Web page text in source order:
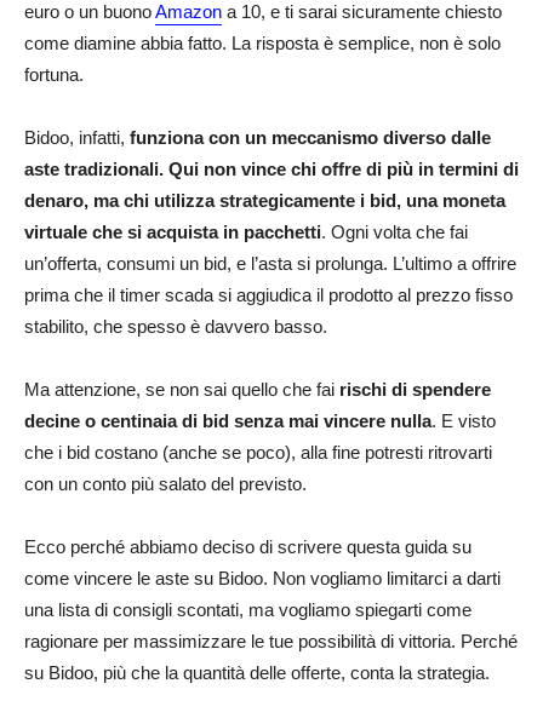
euro o un buonoAmazon a 10, e ti sarai sicuramente chiesto
come diamine abbia fatto. La risposta è semplice, non è solo
fortuna.
Bidoo, infatti, funziona con un meccanismo diverso dalle
aste tradizionali. Qui non vince chi offre di più in termini di
denaro, ma chi utilizza strategicamente i bid, una moneta
virtuale che si acquista in pacchetti. Ogni volta che fai
un’offerta, consumi un bid, e l’asta si prolunga. L’ultimo a offrire
prima che il timer scada si aggiudica il prodotto al prezzo fisso
stabilito, che spesso è davvero basso.
Ma attenzione, se non sai quello che fai rischi di spendere
decine o centinaia di bid senza mai vincere nulla. E visto
che i bid costano (anche se poco), alla fine potresti ritrovarti
con un conto più salato del previsto.
Ecco perché abbiamo deciso di scrivere questa guida su
come vincere le aste su Bidoo. Non vogliamo limitarci a darti
una lista di consigli scontati, ma vogliamo spiegarti come
ragionare per massimizzare le tue possibilità di vittoria. Perché
su Bidoo, più che la quantità delle offerte, conta la strategia.